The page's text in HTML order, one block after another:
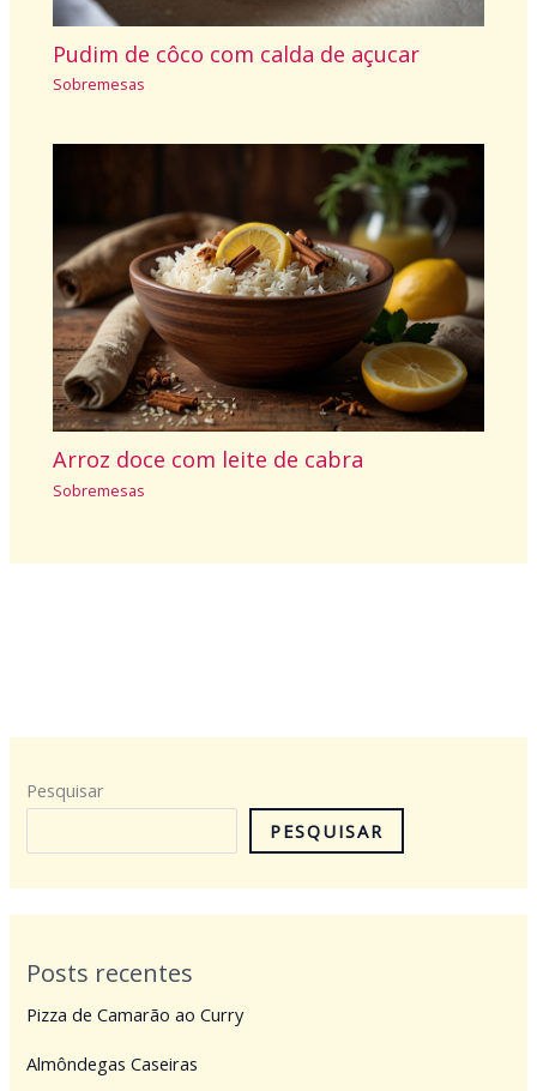
Pudim de côco com calda de açucar
Sobremesas
Arroz doce com leite de cabra
Sobremesas
Pesquisar
PESQUISAR
Posts recentes
Pizza de Camarão ao Curry
Almôndegas Caseiras